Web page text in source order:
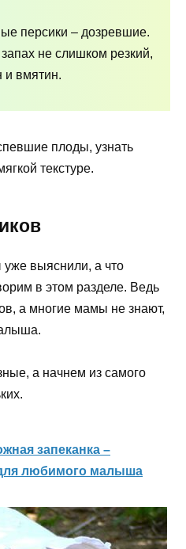
персики – дозревшие.
не слишком резкий,
и вмятин.
плоды, узнать
текстуре.
выяснили, а что
в этом разделе. Ведь
а многие мамы не знают,
а начнем из самого
запеканка –
любимого малыша